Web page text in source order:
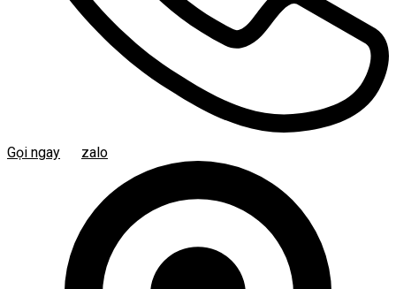
Gọi ngay zalo